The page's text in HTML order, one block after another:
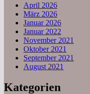
April 2026
März 2026
Januar 2026
Januar 2022
November 2021
Oktober 2021
September 2021
August 2021
Kategorien